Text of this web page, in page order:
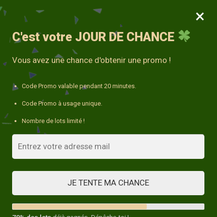
0
10% avec le code « DECO10 »
Coussin Animaux
×
C'est votre JOUR DE CHANCE
Vous avez une chance d'obtenir une promo !
Code Promo valable pendant 20 minutes.
Code Promo à usage unique.
Nombre de lots limité !
JE TENTE MA CHANCE